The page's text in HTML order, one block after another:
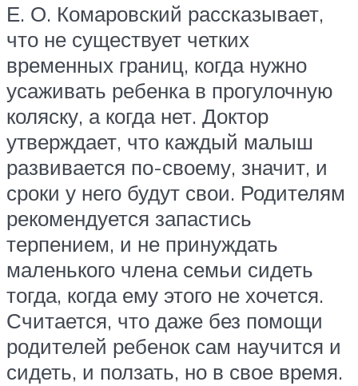
Е. О. Комаровский рассказывает,
что не существует четких
временных границ, когда нужно
усаживать ребенка в прогулочную
коляску, а когда нет. Доктор
утверждает, что каждый малыш
развивается по-своему, значит, и
сроки у него будут свои. Родителям
рекомендуется запастись
терпением, и не принуждать
маленького члена семьи сидеть
тогда, когда ему этого не хочется.
Считается, что даже без помощи
родителей ребенок сам научится и
сидеть, и ползать, но в свое время.